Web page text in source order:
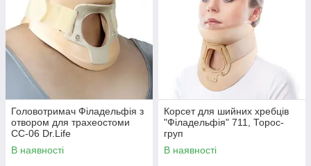
Головотримач Філадельфія з
отвором для трахеостоми
СС-06 Dr.Life
В наявності
Корсет для шийних хребців
"Філадельфія" 711, Торос-
груп
В наявності